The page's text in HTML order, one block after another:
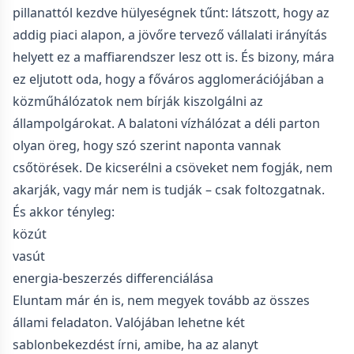
pillanattól kezdve hülyeségnek tűnt: látszott, hogy az
addig piaci alapon, a jövőre tervező vállalati irányítás
helyett ez a maffiarendszer lesz ott is. És bizony, mára
ez eljutott oda, hogy a főváros agglomerációjában a
közműhálózatok nem bírják kiszolgálni az
állampolgárokat. A balatoni vízhálózat a déli parton
olyan öreg, hogy szó szerint naponta vannak
csőtörések. De kicserélni a csöveket nem fogják, nem
akarják, vagy már nem is tudják – csak foltozgatnak.
És akkor tényleg:
közút
vasút
energia-beszerzés differenciálása
Eluntam már én is, nem megyek tovább az összes
állami feladaton. Valójában lehetne két
sablonbekezdést írni, amibe, ha az alanyt